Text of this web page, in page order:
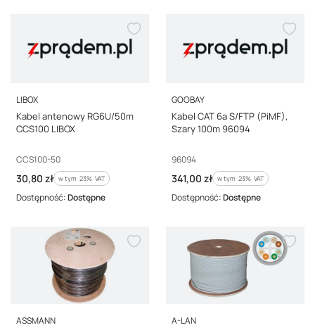
PRODUCENT
LIBOX
Kabel antenowy RG6U/50m
CCS100 LIBOX
Kod producenta
CCS100-50
Cena brutto
30,80 zł w tym %s VAT
w tym 23% VAT
Dostępność:Dostępne
PRODUCENT
GOOBAY
Kabel CAT 6a S/FTP (PiMF),
Szary 100m 96094
Kod producenta
96094
Cena brutto
341,00 zł w tym %s VAT
w tym 23% VAT
Dostępność:Dostępne
PRODUCENT
ASSMANN PRODUCENT
A-LAN